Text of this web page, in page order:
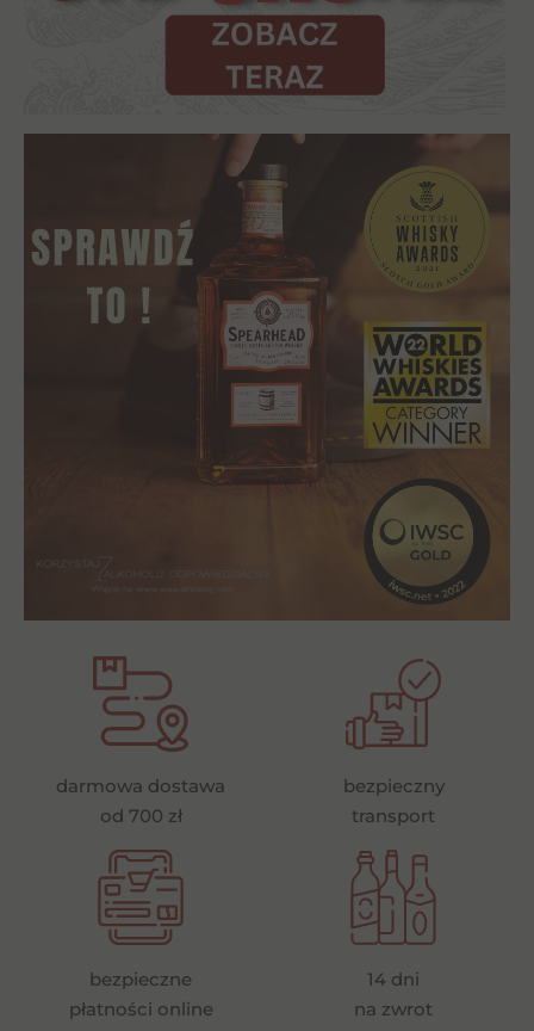
darmowa dostawa
od 700 zł
bezpieczny
transport
bezpieczne
płatności online
14 dni
na zwrot